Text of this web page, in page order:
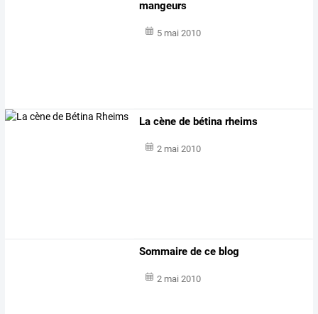
mangeurs
5 mai 2010
La cène de bétina rheims
2 mai 2010
Sommaire de ce blog
2 mai 2010